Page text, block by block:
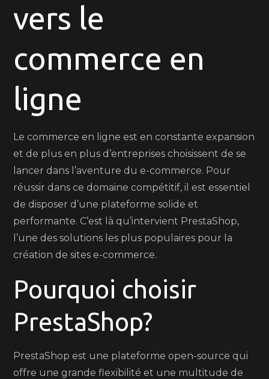
vers le
commerce en
ligne
Le commerce en ligne est en constante expansion
et de plus en plus d’entreprises choisissent de se
lancer dans l’aventure du e-commerce. Pour
réussir dans ce domaine compétitif, il est essentiel
de disposer d’une plateforme solide et
performante. C’est là qu’intervient PrestaShop,
l’une des solutions les plus populaires pour la
création de sites e-commerce.
Pourquoi choisir
PrestaShop?
PrestaShop est une plateforme open-source qui
offre une grande flexibilité et une multitude de